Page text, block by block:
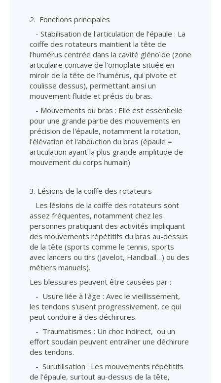
2. Fonctions principales
- Stabilisation de l'articulation de l'épaule : La
coiffe des rotateurs maintient la tête de
l'humérus centrée dans la cavité glénoïde (zone
articulaire concave de l'omoplate située en
miroir de la tête de l’humérus, qui pivote et
coulisse dessus), permettant ainsi un
mouvement fluide et précis du bras.
- Mouvements du bras : Elle est essentielle
pour une grande partie des mouvements en
précision de l'épaule, notamment la rotation,
l'élévation et l'abduction du bras (épaule =
articulation ayant la plus grande amplitude de
mouvement du corps humain)
3. Lésions de la coiffe des rotateurs
Les lésions de la coiffe des rotateurs sont
assez fréquentes, notamment chez les
personnes pratiquant des activités impliquant
des mouvements répétitifs du bras au-dessus
de la tête (sports comme le tennis, sports
avec lancers ou tirs (Javelot, Handball…) ou des
métiers manuels).
Les blessures peuvent être causées par :
- Usure liée à l'âge : Avec le vieillissement,
les tendons s'usent progressivement, ce qui
peut conduire à des déchirures.
- Traumatismes : Un choc indirect, ou un
effort soudain peuvent entraîner une déchirure
des tendons.
- Surutilisation : Les mouvements répétitifs
de l'épaule, surtout au-dessus de la tête,